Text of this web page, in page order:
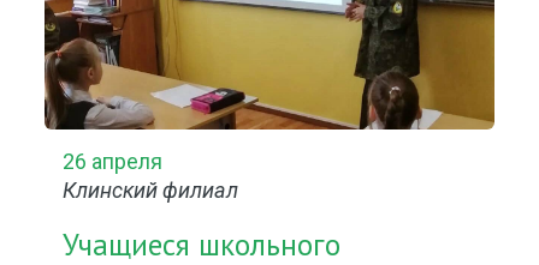
26 апреля
Клинский филиал
Учащиеся школьного